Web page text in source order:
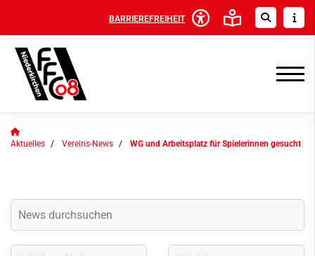
BARRIEREFREIHEIT
Aktuelles Vereins-News WG und Arbeitsplatz für Spielerinnen gesucht